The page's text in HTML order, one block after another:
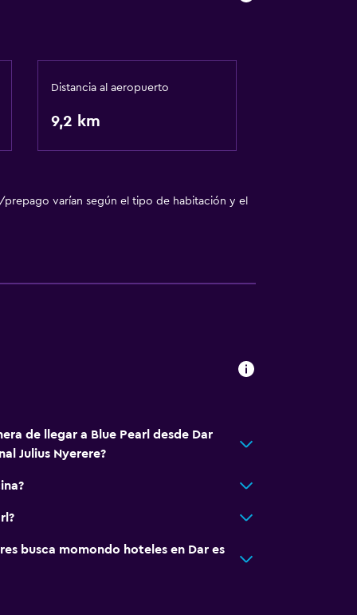
Distancia al aeropuerto
9,2 km
prepago varían según el tipo de habitación y el
de llegar a Blue Pearl desde Dar
Julius Nyerere?
busca momondo hoteles en Dar es